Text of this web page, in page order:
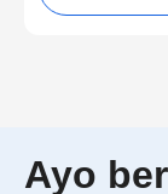
Ayo